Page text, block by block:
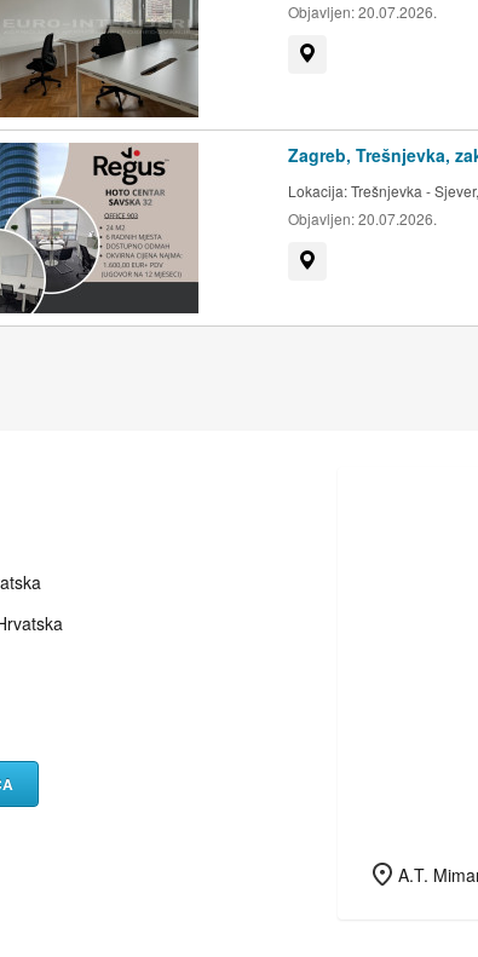
Objavljen:20.07.2026.
Zagreb, Trešnjevka,
Lokacija:Trešnjevka -
Objavljen:20.07.2026.
A.T.